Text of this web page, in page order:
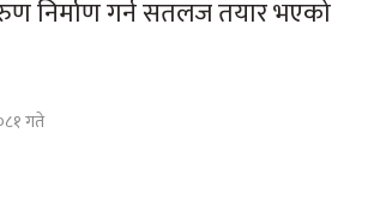
निर्माण गर्न सतलज तयार भएको
गते